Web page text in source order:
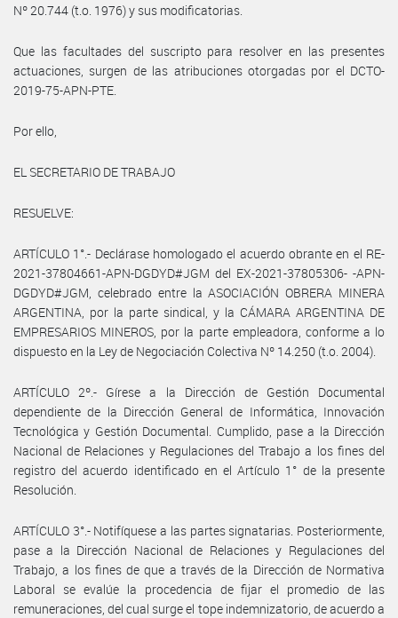
Nº 20.744 (t.o. 1976) y sus modificatorias.
Que las facultades del suscripto para resolver en las presentes
actuaciones, surgen de las atribuciones otorgadas por el DCTO-
2019-75-APN-PTE.
Por ello,
EL SECRETARIO DE TRABAJO
RESUELVE:
ARTÍCULO 1°.- Declárase homologado el acuerdo obrante en el RE-
2021-37804661-APN-DGDYD#JGM del EX-2021-37805306- -APN-
DGDYD#JGM, celebrado entre la ASOCIACIÓN OBRERA MINERA
ARGENTINA, por la parte sindical, y la CÁMARA ARGENTINA DE
EMPRESARIOS MINEROS, por la parte empleadora, conforme a lo
dispuesto en la Ley de Negociación Colectiva Nº 14.250 (t.o. 2004).
ARTÍCULO 2º.- Gírese a la Dirección de Gestión Documental
dependiente de la Dirección General de Informática, Innovación
Tecnológica y Gestión Documental. Cumplido, pase a la Dirección
Nacional de Relaciones y Regulaciones del Trabajo a los fines del
registro del acuerdo identificado en el Artículo 1° de la presente
Resolución.
ARTÍCULO 3°.- Notifíquese a las partes signatarias. Posteriormente,
pase a la Dirección Nacional de Relaciones y Regulaciones del
Trabajo, a los fines de que a través de la Dirección de Normativa
Laboral se evalúe la procedencia de fijar el promedio de las
remuneraciones, del cual surge el tope indemnizatorio, de acuerdo a